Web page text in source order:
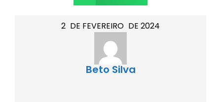
2 DE FEVEREIRO DE 2024
Beto Silva